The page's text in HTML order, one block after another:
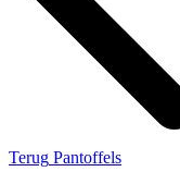
Terug Pantoffels